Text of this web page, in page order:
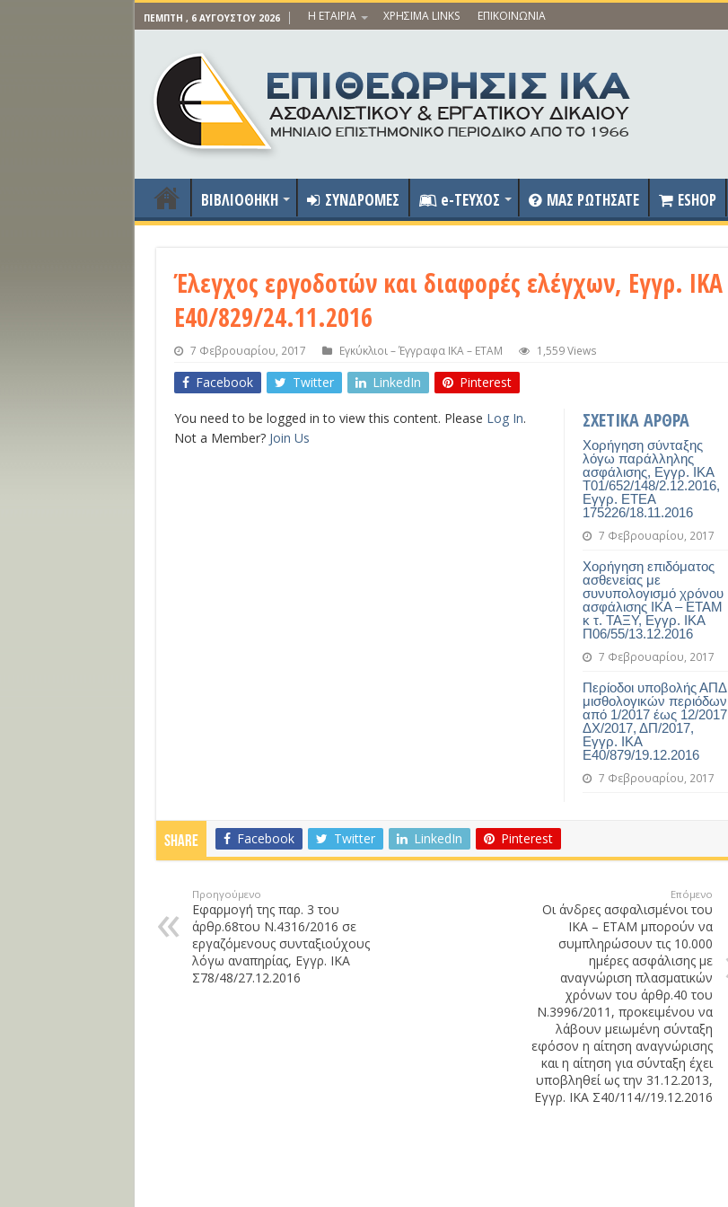
ΠΈΜΠΤΗ , 6 ΑΥΓΟΎΣΤΟΥ 2026 Η ΕΤΑΙΡΙΑ ΧΡΗΣΙΜΑ LINKS ΕΠΙΚΟΙΝΩΝΙΑ
ΒΙΒΛΙΟΘΗΚΗ ΣΥΝΔΡΟΜΕΣ e-ΤΕΥΧΟΣ ΜΑΣ ΡΩΤΗΣΑΤΕ ESHOP
Έλεγχος εργοδοτών και διαφορές ελέγχων, Εγγρ. ΙΚΑ
Ε40/829/24.11.2016
7 Φεβρουαρίου, 2017 Εγκύκλιοι – Έγγραφα ΙΚΑ – ΕΤΑΜ 1,559 Views
Facebook Twitter LinkedIn Pinterest
ΣΧΕΤΙΚΑ ΑΡΘΡΑ
Χορήγηση σύνταξης
λόγω παράλληλης
ασφάλισης, Εγγρ. ΙΚΑ
Τ01/652/148/2.12.2016,
Εγγρ. ΕΤΕΑ
175226/18.11.2016
7 Φεβρουαρίου, 2017
Χορήγηση επιδόματος
ασθενείας με
συνυπολογισμό χρόνου
ασφάλισης ΙΚΑ – ΕΤΑΜ
κ τ. ΤΑΞΥ, Εγγρ. ΙΚΑ
Π06/55/13.12.2016
7 Φεβρουαρίου, 2017
Περίοδοι υποβολής ΑΠΔ
μισθολογικών περιόδων
από 1/2017 έως 12/2017
ΔΧ/2017, ΔΠ/2017,
Εγγρ. ΙΚΑ
Ε40/879/19.12.2016
7 Φεβρουαρίου, 2017
You need to be logged in to view this content. Please Log In.
Not a Member? Join Us
Share Facebook Twitter LinkedIn Pinterest
Προηγούμενο
Εφαρμογή της παρ. 3 του
άρθρ.68του Ν.4316/2016 σε
εργαζόμενους συνταξιούχους
λόγω αναπηρίας, Εγγρ. ΙΚΑ
Σ78/48/27.12.2016
Επόμενο
Οι άνδρες ασφαλισμένοι του
ΙΚΑ – ΕΤΑΜ μπορούν να
συμπληρώσουν τις 10.000
ημέρες ασφάλισης με
αναγνώριση πλασματικών
χρόνων του άρθρ.40 του
Ν.3996/2011, προκειμένου να
λάβουν μειωμένη σύνταξη
εφόσον η αίτηση αναγνώρισης
και η αίτηση για σύνταξη έχει
υποβληθεί ως την 31.12.2013,
Εγγρ. ΙΚΑ Σ40/114//19.12.2016